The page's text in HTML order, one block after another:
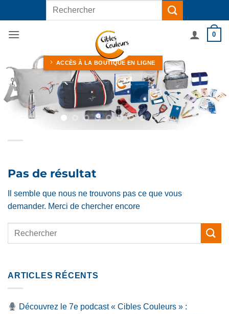
au
contenu
Recherche
pour :
0
ACCÈS À LA BOUTIQUE EN LIGNE
Pas de résultat
Il semble que nous ne trouvons pas ce que vous
demander. Merci de chercher encore
ARTICLES RÉCENTS
Découvrez le 7e podcast « Cibles Couleurs » :